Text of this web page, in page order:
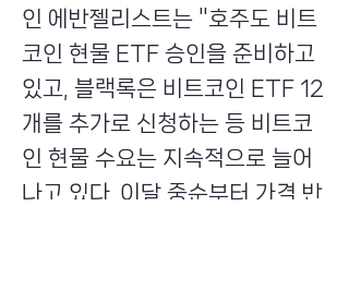
인 에반젤리스트는 "호주도 비트
코인 현물 ETF 승인을 준비하고
있고, 블랙록은 비트코인 ETF 12
개를 추가로 신청하는 등 비트코
인 현물 수요는 지속적으로 늘어
나고 있다. 이달 중순부터 가격 반